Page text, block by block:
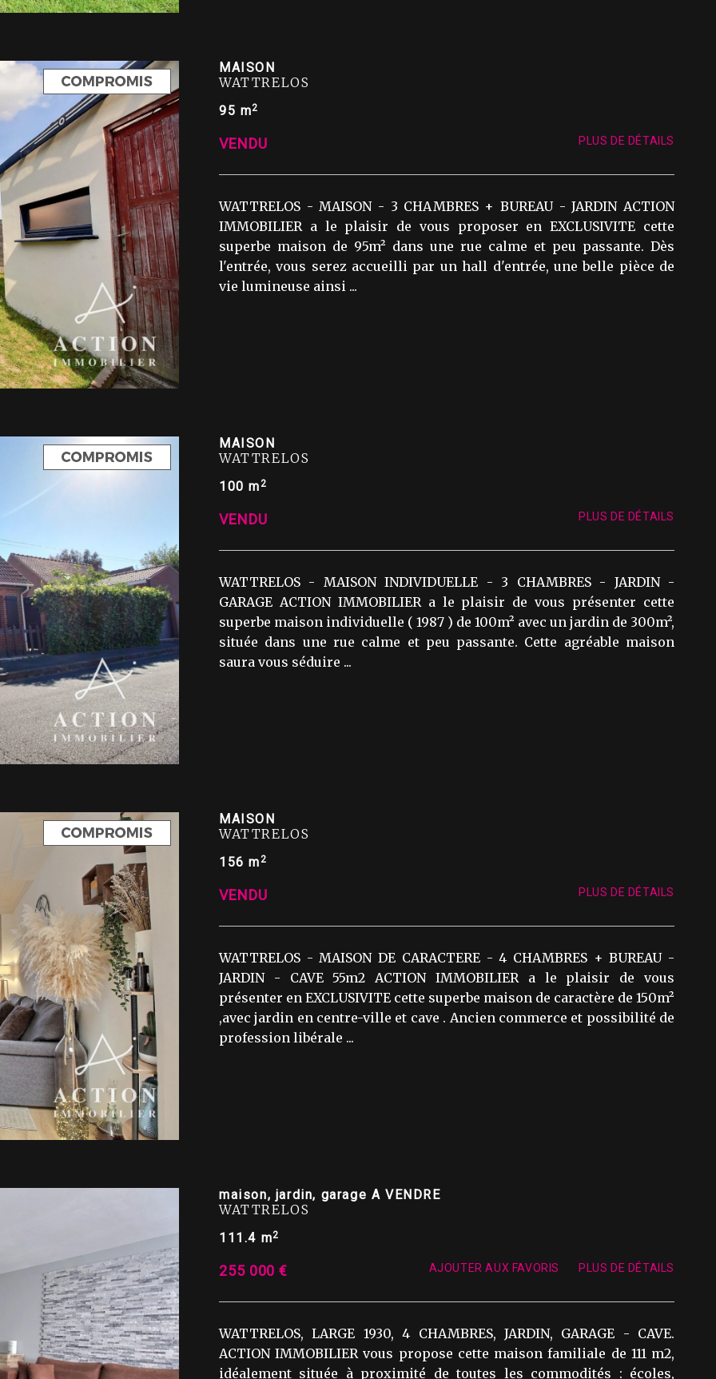
MAISON
WATTRELOS
95 m2
VENDU
WATTRELOS - MAISON - 3 CHAMBRES + BUREAU - JARDIN ACTION
IMMOBILIER a le plaisir de vous proposer en EXCLUSIVITE cette
superbe maison de 95m² dans une rue calme et peu passante. Dès
l'entrée, vous serez accueilli par un hall d'entrée, une belle pièce de
vie lumineuse ainsi ...
PLUS DE DÉTAILS
MAISON
WATTRELOS
100 m2
VENDU
WATTRELOS - MAISON INDIVIDUELLE - 3 CHAMBRES - JARDIN -
GARAGE ACTION IMMOBILIER a le plaisir de vous présenter cette
superbe maison individuelle ( 1987 ) de 100m² avec un jardin de 300m²,
située dans une rue calme et peu passante. Cette agréable maison
saura vous séduire ...
PLUS DE DÉTAILS
MAISON
WATTRELOS
156 m2
VENDU
WATTRELOS - MAISON DE CARACTERE - 4 CHAMBRES + BUREAU -
JARDIN - CAVE 55m2 ACTION IMMOBILIER a le plaisir de vous
présenter en EXCLUSIVITE cette superbe maison de caractère de 150m²
,avec jardin en centre-ville et cave . Ancien commerce et possibilité de
profession libérale ...
PLUS DE DÉTAILS
maison, jardin, garage A VENDRE
WATTRELOS
111.4 m2
255 000 €
WATTRELOS, LARGE 1930, 4 CHAMBRES, JARDIN, GARAGE - CAVE.
ACTION IMMOBILIER vous propose cette maison familiale de 111 m2,
idéalement située à proximité de toutes les commodités : écoles,
AJOUTER AUX FAVORIS PLUS DE DÉTAILS